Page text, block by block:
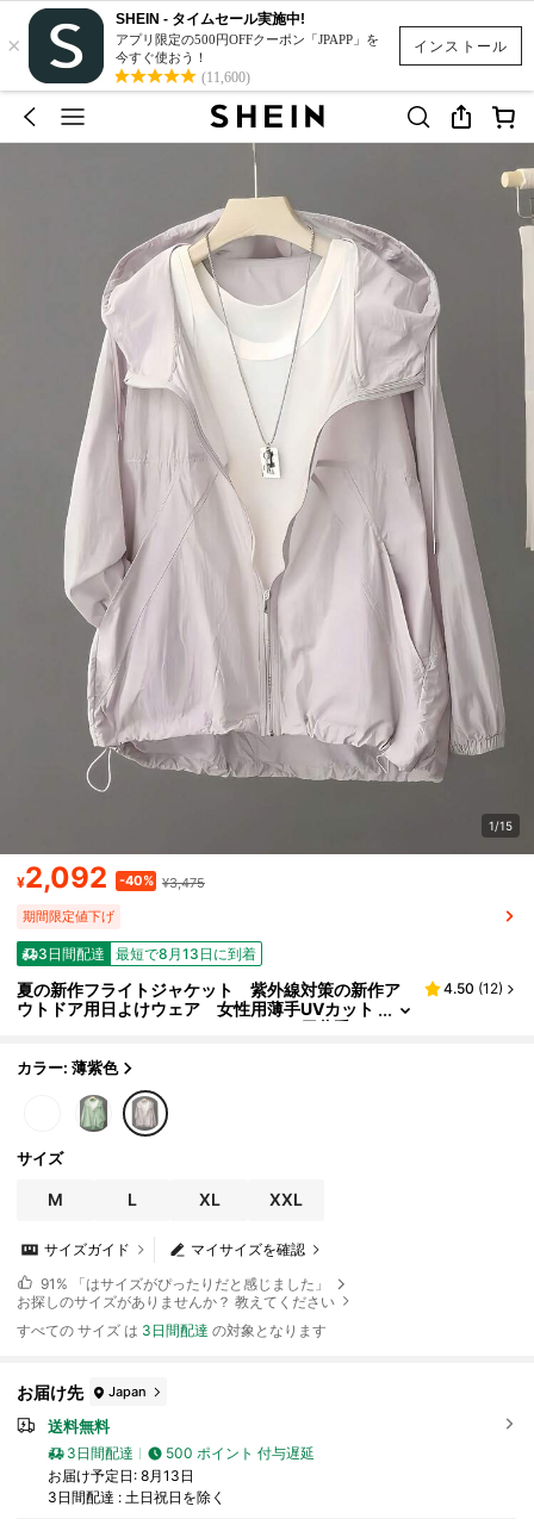
インストール
×
SHEIN - タイムセール実施中!
アプリ限定の500円OFFクーポン「JPAPP」を
今すぐ使おう！
(11,600)
1/15
¥2,092 -40% ¥3,475
期間限定値下げ
3日間配達 最短で8月13日に到着
夏の新作フライトジャケット 紫外線対策の新作ア
ウトドア用日よけウェア 女性用薄手UVカット
ジャケット アウトドア・カジュアル用薄手ア
ト 通気性抜群のUVカットショートジャケット
4.50 (12)
カラー: 薄紫色
サイズ
M L XL XXL
マイサイズを確認
サイズガイド
91% 「はサイズがぴったりだと感じました」
お探しのサイズがありませんか？ 教えてください
すべての サイズ は 3日間配達 の対象となります
お届け先 Japan
送料無料
3日間配達
500 ポイント 付与遅延
お届け予定日: 8月13日
3日間配達 : 土日祝日を除く